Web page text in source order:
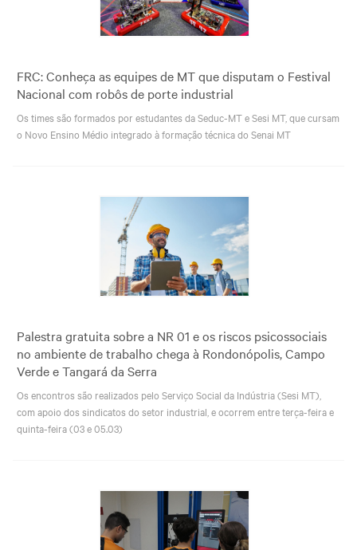
FRC: Conheça as equipes de MT que disputam o Festival
Nacional com robôs de porte industrial
Os times são formados por estudantes da Seduc-MT e Sesi MT, que cursam
o Novo Ensino Médio integrado à formação técnica do Senai MT
Palestra gratuita sobre a NR 01 e os riscos psicossociais
no ambiente de trabalho chega à Rondonópolis, Campo
Verde e Tangará da Serra
Os encontros são realizados pelo Serviço Social da Indústria (Sesi MT),
com apoio dos sindicatos do setor industrial, e ocorrem entre terça-feira e
quinta-feira (03 e 05.03)